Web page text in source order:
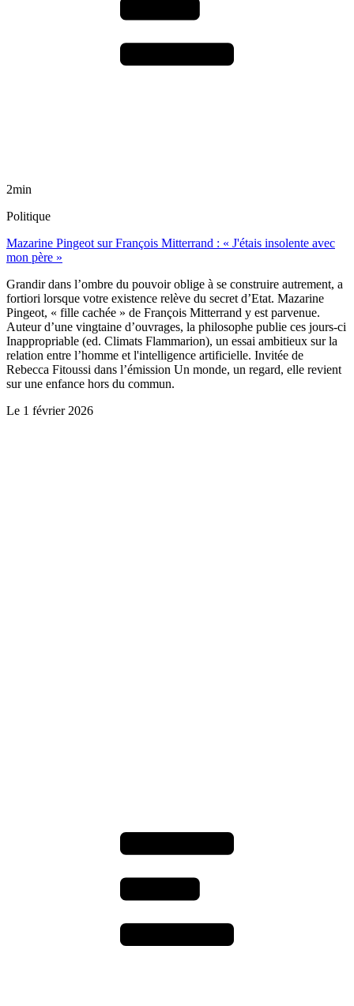
2min
Politique
Mazarine Pingeot sur François Mitterrand : « J'étais insolente avec
mon père »
Grandir dans l’ombre du pouvoir oblige à se construire autrement, a
fortiori lorsque votre existence relève du secret d’Etat. Mazarine
Pingeot, « fille cachée » de François Mitterrand y est parvenue.
Auteur d’une vingtaine d’ouvrages, la philosophe publie ces jours-ci
Inappropriable (ed. Climats Flammarion), un essai ambitieux sur la
relation entre l’homme et l'intelligence artificielle. Invitée de
Rebecca Fitoussi dans l’émission Un monde, un regard, elle revient
sur une enfance hors du commun.
Le 1 février 2026